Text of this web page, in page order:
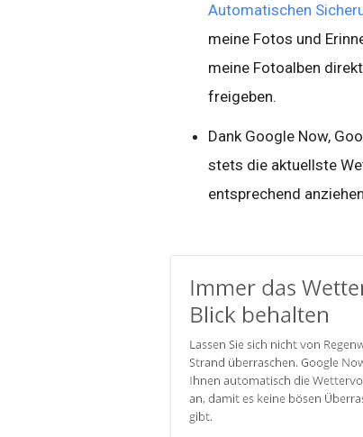
Automatischen
meine Fotos und
meine Fotoalben
freigeben.
Dank Google Now,
stets die aktuellste
entsprechend